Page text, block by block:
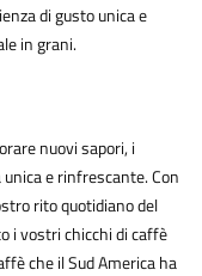
di gusto unica e
in grani.
nuovi sapori, i
e rinfrescante. Con
rito quotidiano del
i vostri chicchi di caffè
che il Sud America ha